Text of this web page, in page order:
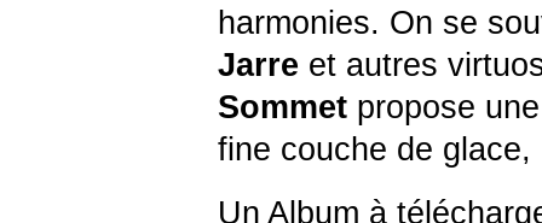
harmonies. On se
Jarre et autres
Sommet propose
fine couche de
Un Album à